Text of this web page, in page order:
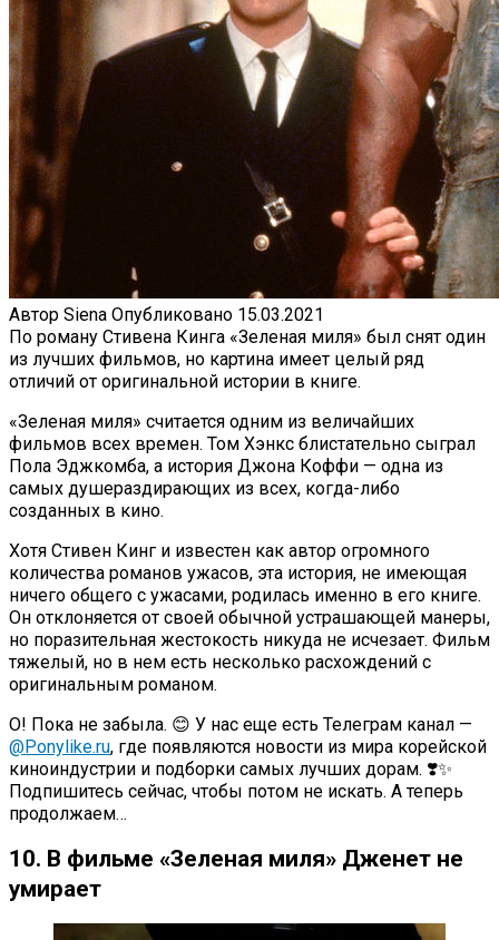
Автор Siena Опубликовано 15.03.2021
По роману Стивена Кинга «Зеленая миля» был снят один
из лучших фильмов, но картина имеет целый ряд
отличий от оригинальной истории в книге.
«Зеленая миля» считается одним из величайших
фильмов всех времен. Том Хэнкс блистательно сыграл
Пола Эджкомба, а история Джона Коффи — одна из
самых душераздирающих из всех, когда-либо
созданных в кино.
Хотя Стивен Кинг и известен как автор огромного
количества романов ужасов, эта история, не имеющая
ничего общего с ужасами, родилась именно в его книге.
Он отклоняется от своей обычной устрашающей манеры,
но поразительная жестокость никуда не исчезает. Фильм
тяжелый, но в нем есть несколько расхождений с
оригинальным романом.
О! Пока не забыла. 😊 У нас еще есть Телеграм канал —
@Ponylike.ru, где появляются новости из мира корейской
киноиндустрии и подборки самых лучших дорам. ❣️✨
Подпишитесь сейчас, чтобы потом не искать. А теперь
продолжаем…
10. В фильме «Зеленая миля» Дженет не
умирает